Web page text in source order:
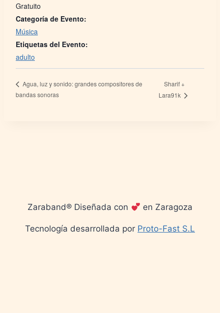
Gratuito
Categoría de Evento:
Música
Etiquetas del Evento:
adulto
Agua, luz y sonido: grandes compositores de
bandas sonoras
Sharif +
Lara91k
Zaraband® Diseñada con en Zaragoza
Tecnología desarrollada por Proto-Fast S.L